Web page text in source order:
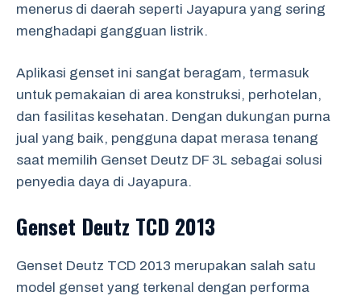
menerus di daerah seperti Jayapura yang sering
menghadapi gangguan listrik.
Aplikasi genset ini sangat beragam, termasuk
untuk pemakaian di area konstruksi, perhotelan,
dan fasilitas kesehatan. Dengan dukungan purna
jual yang baik, pengguna dapat merasa tenang
saat memilih Genset Deutz DF 3L sebagai solusi
penyedia daya di Jayapura.
Genset Deutz TCD 2013
Genset Deutz TCD 2013 merupakan salah satu
model genset yang terkenal dengan performa